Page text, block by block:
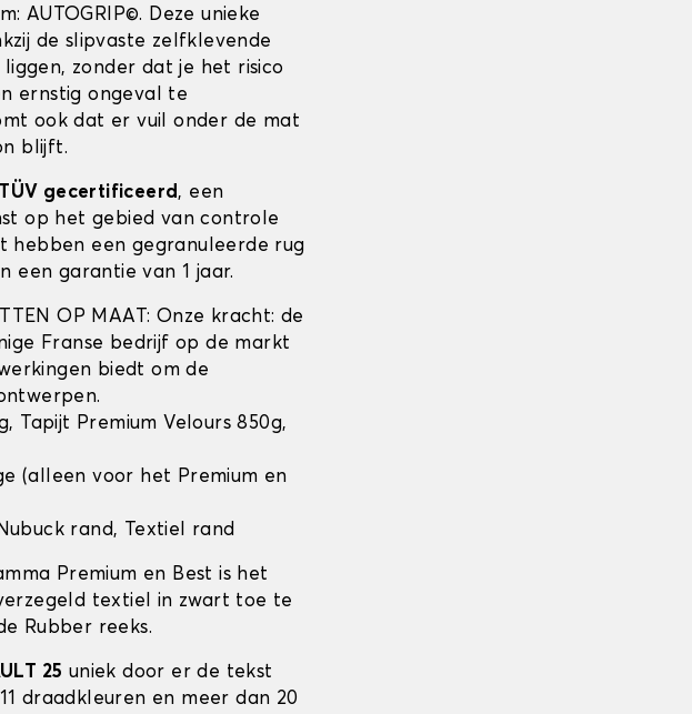
AUTOGRIP©. Deze unieke
de slipvaste zelfklevende
zonder dat je het risico
ernstig ongeval te
ook dat er vuil onder de mat
blijft.
gecertificeerd, een
op het gebied van controle
hebben een gegranuleerde rug
een garantie van 1 jaar.
OP MAAT: Onze kracht: de
Franse bedrijf op de markt
biedt om de
Tapijt Premium Velours 850g,
(alleen voor het Premium en
rand, Textiel rand
Premium en Best is het
textiel in zwart toe te
Rubber reeks.
25 uniek door er de tekst
draadkleuren en meer dan 20